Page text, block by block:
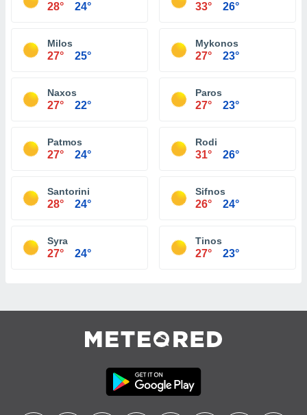
28° 24° 33° 26°
Milos
27° 25°
Mykonos
27° 23°
Naxos
27° 22°
Paros
27° 23°
Patmos
27° 24°
Rodi
31° 26°
Santorini
28° 24°
Sifnos
26° 24°
Syra
27° 24°
Tinos
27° 23°